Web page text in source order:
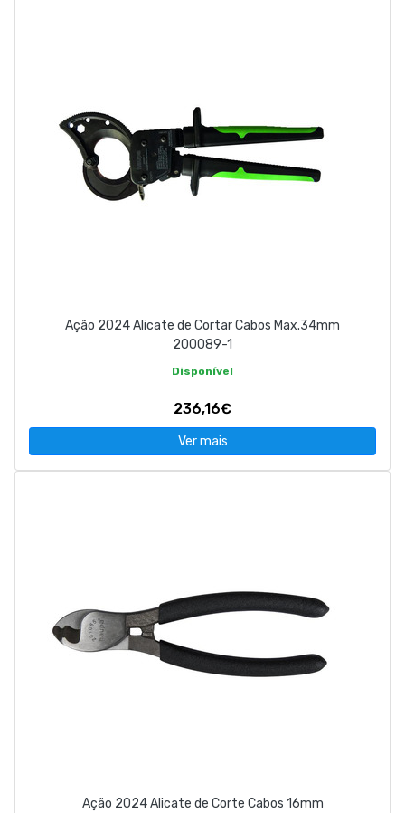
Ação 2024 Alicate de Cortar Cabos Max.34mm
200089-1
Disponível
236,16€
Ver mais
Ação 2024 Alicate de Corte Cabos 16mm